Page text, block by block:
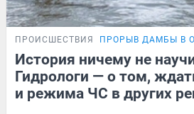
ПРОИСШЕСТВИЯ ПРОРЫВ ДАМБЫ В
История ничему не
Гидрологи — о том,
и режима ЧС в других